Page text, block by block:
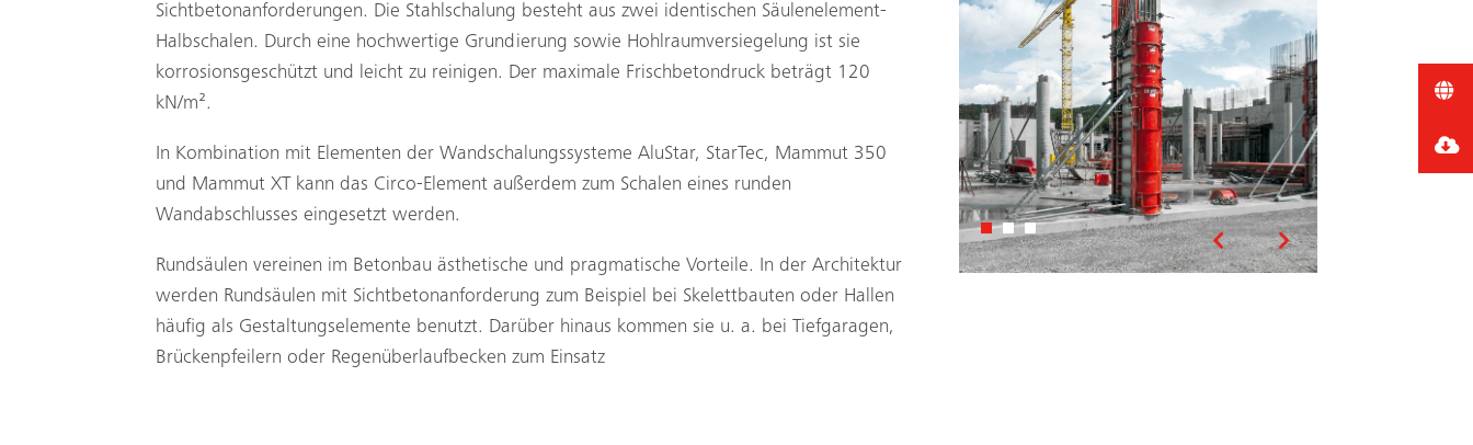
Sichtbetonanforderungen. Die Stahlschalung besteht aus zwei identischen Säulenelement-
Halbschalen. Durch eine hochwertige Grundierung sowie Hohlraumversiegelung ist sie
korrosionsgeschützt und leicht zu reinigen. Der maximale Frischbetondruck beträgt 120
kN/m².
In Kombination mit Elementen der Wandschalungssysteme AluStar, StarTec, Mammut 350
und Mammut XT kann das Circo-Element außerdem zum Schalen eines runden
Wandabschlusses eingesetzt werden.
Rundsäulen vereinen im Betonbau ästhetische und pragmatische Vorteile. In der Architektur
werden Rundsäulen mit Sichtbetonanforderung zum Beispiel bei Skelettbauten oder Hallen
häufig als Gestaltungselemente benutzt. Darüber hinaus kommen sie u. a. bei Tiefgaragen,
Brückenpfeilern oder Regenüberlaufbecken zum Einsatz
VorherigesNächstes